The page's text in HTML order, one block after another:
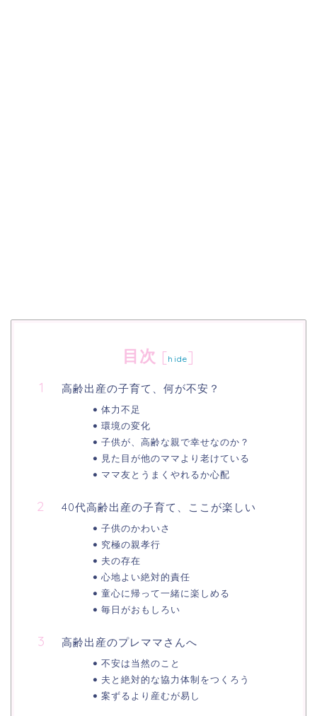
目次 [hide]
高齢出産の子育て、何が不安？
体力不足
環境の変化
子供が、高齢な親で幸せなのか？
見た目が他のママより老けている
ママ友とうまくやれるか心配
40代高齢出産の子育て、ここが楽しい
子供のかわいさ
究極の親孝行
夫の存在
心地よい絶対的責任
童心に帰って一緒に楽しめる
毎日がおもしろい
高齢出産のプレママさんへ
不安は当然のこと
夫と絶対的な協力体制をつくろう
案ずるより産むが易し